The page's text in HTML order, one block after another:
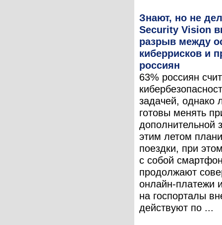
Знают, но не
Security Vision
разрыв между
киберрисков и
россиян
63% россиян
задачей, однако
готовы менять
дополнительной
этим летом
поездки, при
с собой
продолжают
онлайн-платежи
на госпорталы
действуют по ...